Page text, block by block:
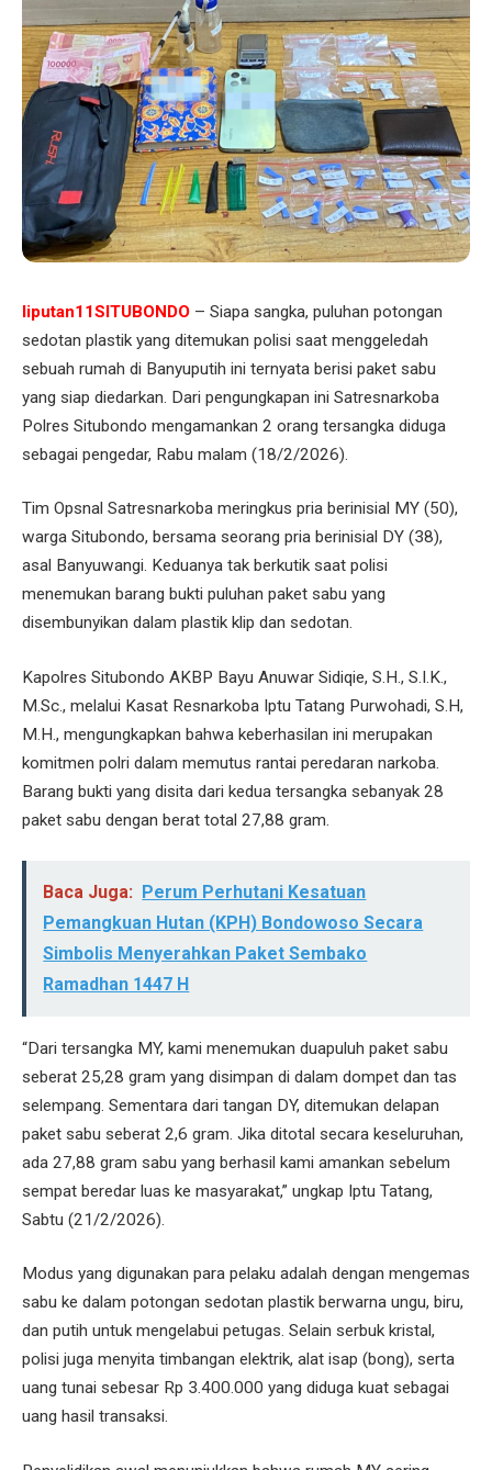
liputan11SITUBONDO – Siapa sangka, puluhan potongan
sedotan plastik yang ditemukan polisi saat menggeledah
sebuah rumah di Banyuputih ini ternyata berisi paket sabu
yang siap diedarkan. Dari pengungkapan ini Satresnarkoba
Polres Situbondo mengamankan 2 orang tersangka diduga
sebagai pengedar, Rabu malam (18/2/2026).
Tim Opsnal Satresnarkoba meringkus pria berinisial MY (50),
warga Situbondo, bersama seorang pria berinisial DY (38),
asal Banyuwangi. Keduanya tak berkutik saat polisi
menemukan barang bukti puluhan paket sabu yang
disembunyikan dalam plastik klip dan sedotan.
Kapolres Situbondo AKBP Bayu Anuwar Sidiqie, S.H., S.I.K.,
M.Sc., melalui Kasat Resnarkoba Iptu Tatang Purwohadi, S.H,
M.H., mengungkapkan bahwa keberhasilan ini merupakan
komitmen polri dalam memutus rantai peredaran narkoba.
Barang bukti yang disita dari kedua tersangka sebanyak 28
paket sabu dengan berat total 27,88 gram.
Baca Juga: Perum Perhutani Kesatuan
Pemangkuan Hutan (KPH) Bondowoso Secara
Simbolis Menyerahkan Paket Sembako
Ramadhan 1447 H
“Dari tersangka MY, kami menemukan duapuluh paket sabu
seberat 25,28 gram yang disimpan di dalam dompet dan tas
selempang. Sementara dari tangan DY, ditemukan delapan
paket sabu seberat 2,6 gram. Jika ditotal secara keseluruhan,
ada 27,88 gram sabu yang berhasil kami amankan sebelum
sempat beredar luas ke masyarakat,” ungkap Iptu Tatang,
Sabtu (21/2/2026).
Modus yang digunakan para pelaku adalah dengan mengemas
sabu ke dalam potongan sedotan plastik berwarna ungu, biru,
dan putih untuk mengelabui petugas. Selain serbuk kristal,
polisi juga menyita timbangan elektrik, alat isap (bong), serta
uang tunai sebesar Rp 3.400.000 yang diduga kuat sebagai
uang hasil transaksi.